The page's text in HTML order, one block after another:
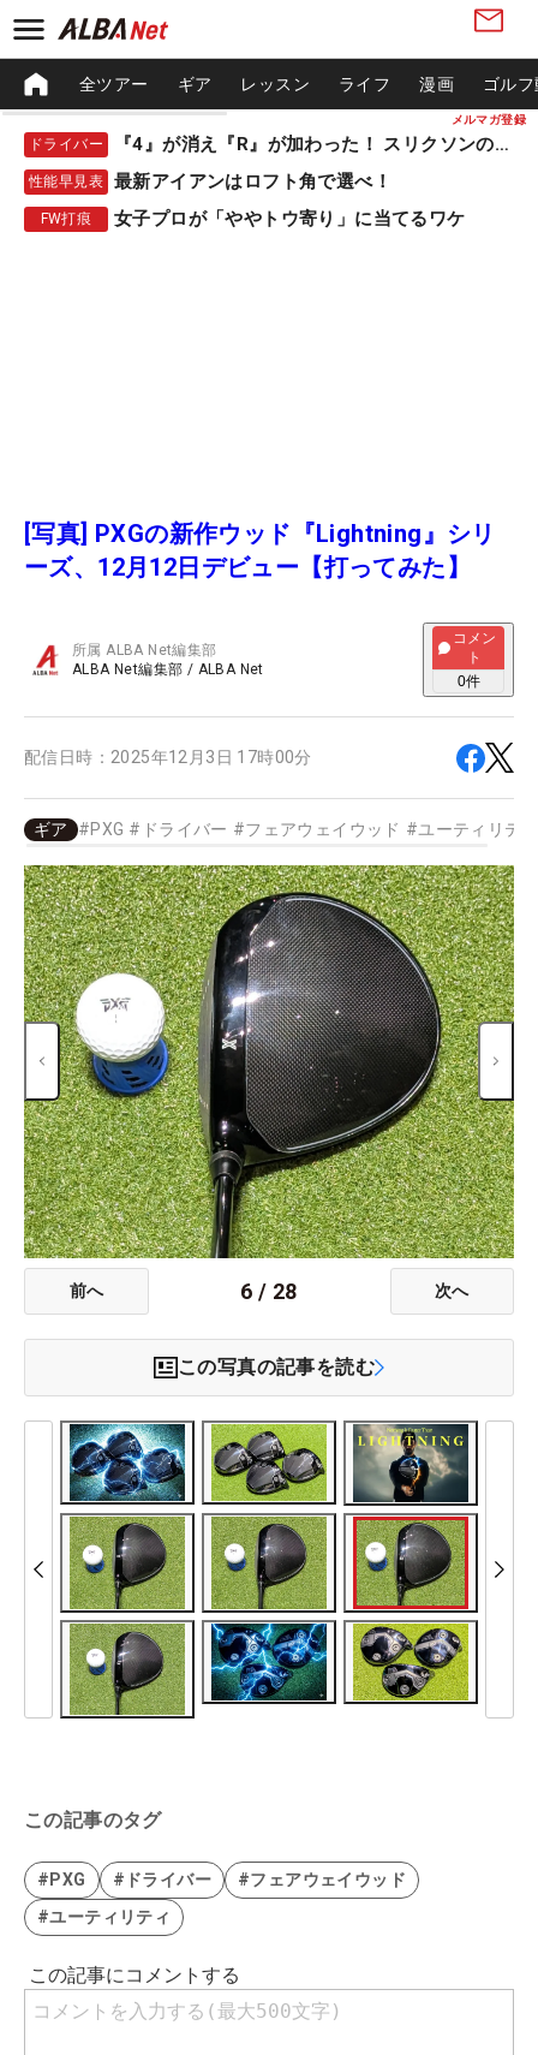
メルマガ登録
全ツアー ギア レッスン ライフ 漫画 ゴル
ドライバー 『4』が消え『R』が加わった！ スリクソンの新作
性能早見表 最新アイアンはロフト角で選べ！
FW打痕 女子プロが「ややトウ寄り」に当てるワケ
[写真] PXGの新作ウッド『Lightning』シリ
ーズ、12月12日デビュー【打ってみた】
所属ALBA Net編集部
ALBA Net編集部 / ALBA Net
コメン
ト
0件
配信日時： 2025年12月3日 17時00分
ギア #PXG # ドライバー #フェアウェイウッド #ユーティリテ
前へ 6 / 28 次へ
この写真の記事を読む
この記事のタグ
#PXG #ドライバー
#フェアウェイウッド
#ユーティリティ